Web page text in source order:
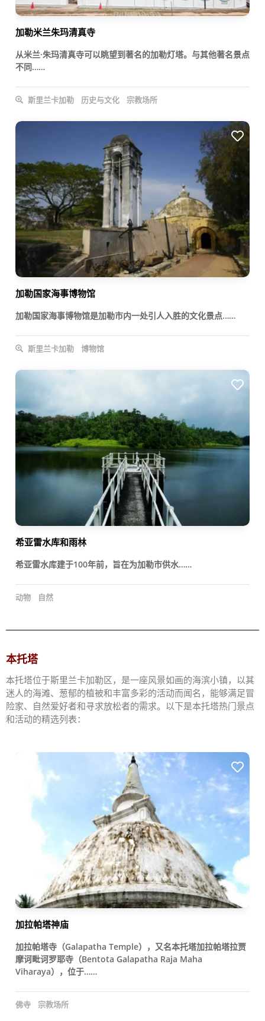
加勒米兰朱玛清真寺
从米兰·朱玛清真寺可以眺望到著名的加勒灯塔。与其他著名景点
不同……
斯里兰卡加勒 历史与文化 宗教场所
加勒国家海事博物馆
加勒国家海事博物馆是加勒市内一处引人入胜的文化景点……
斯里兰卡加勒 博物馆
希亚雷水库和雨林
希亚雷水库建于100年前，旨在为加勒市供水……
动物 自然
本托塔
本托塔位于斯里兰卡加勒区，是一座风景如画的海滨小镇，以其
迷人的海滩、葱郁的植被和丰富多彩的活动而闻名，能够满足冒
险家、自然爱好者和寻求放松者的需求。以下是本托塔热门景点
和活动的精选列表：
加拉帕塔神庙
加拉帕塔寺（Galapatha Temple），又名本托塔加拉帕塔拉贾
摩诃毗诃罗耶寺（Bentota Galapatha Raja Maha
Viharaya），位于……
佛寺 宗教场所